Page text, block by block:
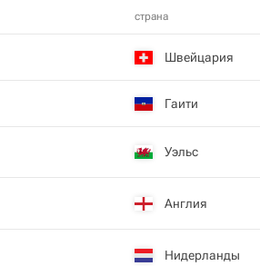
страна
Швейцария
Гаити
Уэльс
Англия
Нидерланды